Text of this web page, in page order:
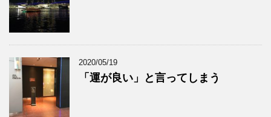
2020/05/19
「運が良い」と言ってしまう